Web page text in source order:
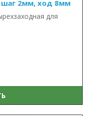
шаг 2мм, ход 8мм
для